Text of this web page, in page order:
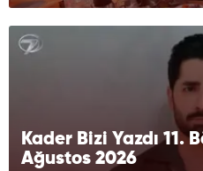
Kader Bizi Yazdı 11.
Ağustos 2026